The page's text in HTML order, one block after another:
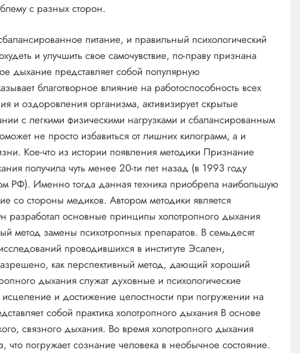
с разных сторон.
питание, и правильный психологический
и улучшить свое самочувствие, по-праву признана
дыхание представляет собой популярную
благотворное влияние на работоспособность всех
и оздоровления организма, активизирует скрытые
с легкими физическими нагрузками и сбалансированным
не просто избавиться от лишних килограмм, а и
Кое-что из истории появления методики Признание
получила чуть менее 20-ти лет назад (в 1993 году
РФ). Именно тогда данная техника приобрела наибольшую
со стороны медиков. Автором методики является
разработал основные принципы холотропного дыхания
метод замены психотропных препаратов. В семьдесят
проводившихся в институте Эсален,
как перспективный метод, дающий хороший
дыхания служат духовные и психологические
и достижение целостности при погружении на
собой практика холотропного дыхания В основе
связного дыхания. Во время холотропного дыхания
погружает сознание человека в необычное состояние.